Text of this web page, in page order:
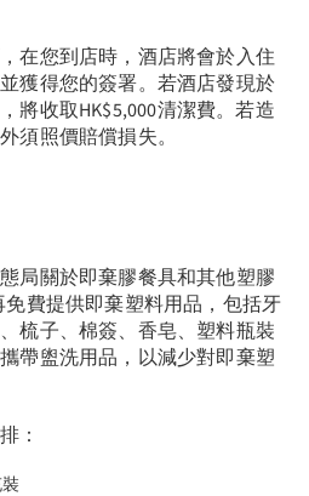
在您到店時，酒店將會於入住
獲得您的簽署。若酒店發現於
將收取HK$5,000清潔費。若造
須照價賠償損失。
局關於即棄膠餐具和其他塑膠
費提供即棄塑料用品，包括牙
梳子、棉簽、香皂、塑料瓶裝
帶盥洗用品，以減少對即棄塑
：